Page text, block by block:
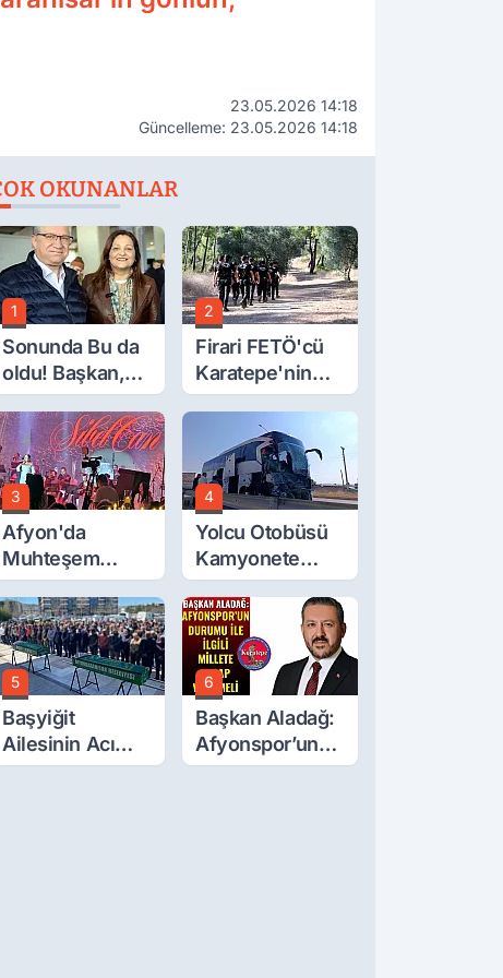
23.05.2026 14:18
Güncelleme: 23.05.2026 14:18
OKUNANLAR
1
Sonunda Bu da
oldu! Başkan,
Meclis Üyesini
Hobi
Bahçesinden
Attırdı
2
Firari FETÖ'cü
Karatepe'nin
Gösterdiği
Yerler Didik
Didik Aranıyor
3
Afyon'da
Muhteşem
Düğün
4
Yolcu Otobüsü
Kamyonete
Çarptı: 1 Ölü, 15
Yaralı
5
Başyiğit
Ailesinin Acı
Günü: Ali
6
Başkan Aladağ:
Afyonspor’un
Durumu İle İlgili